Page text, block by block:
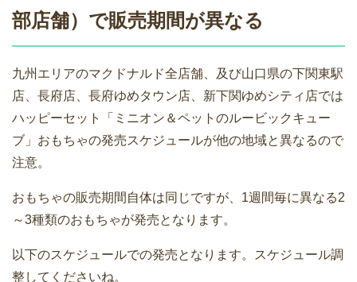
部店舗）で販売期間が異なる
九州エリアのマクドナルド全店舗、及び山口県の下関東駅
店、長府店、長府ゆめタウン店、新下関ゆめシティ店では
ハッピーセット「ミニオン＆ペットのルービックキュー
ブ」おもちゃの発売スケジュールが他の地域と異なるので
注意。
おもちゃの販売期間自体は同じですが、1週間毎に異なる2
～3種類のおもちゃが発売となります。
以下のスケジュールでの発売となります。スケジュール調
整してくださいね。